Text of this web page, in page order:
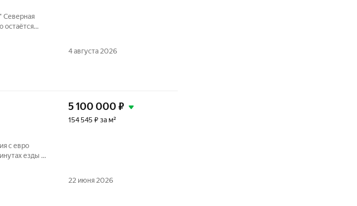
Северная
остаётся
4 августа 2026
езды в
кухонным
5 100 000 ₽
154 545 ₽ за м²
22 июня 2026